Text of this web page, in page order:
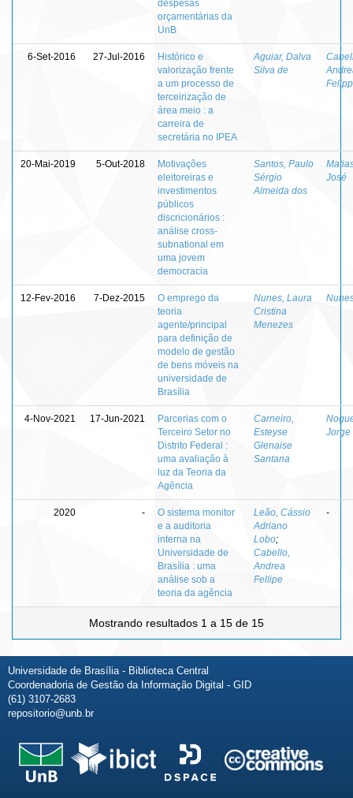
despesas
orçamentárias da
UnB
6-Set-2016 27-Jul-2016
Histórico e
valorização frente
a um processo de
terceirização de
área meio : a
carreira de
secretária no IPEA
Aguiar, Dalva
Silva de
20-Mai-2019 5-Out-2018
Motivações
eleitoreiras e
investimentos
públicos
discricionários :
análise cross-
subnational em
uma jovem
democracia
Santos, Paulo
Sérgio
Almeida dos
José
12-Fev-2016 7-Dez-2015
O emprego da
teoria
agente/principal
para definição de
modelo de gestão
de bens móveis na
universidade de
Brasília
Nunes, Laura
Cristina
Menezes
4-Nov-2021 17-Jun-2021
Parcerias com o
Terceiro Setor no
Distrito Federal :
uma avaliação à
luz da Teoria da
Agência
Carneiro,
Esteyse
Glenaise
Santana
Jorge
2020 -
O sistema monitor
e a auditoria
interna na
Universidade de
Brasília : uma
análise sob a
teoria da agência
Leão, Cássio
Adriano
Lobo;
Cabello,
Andrea
Fellipe
-
Mostrando resultados 1 a 15 de 15
Universidade de Brasília - Biblioteca Central
Coordenadoria de Gestão da Informação Digital - GID
(61) 3107-2683
repositorio@unb.br